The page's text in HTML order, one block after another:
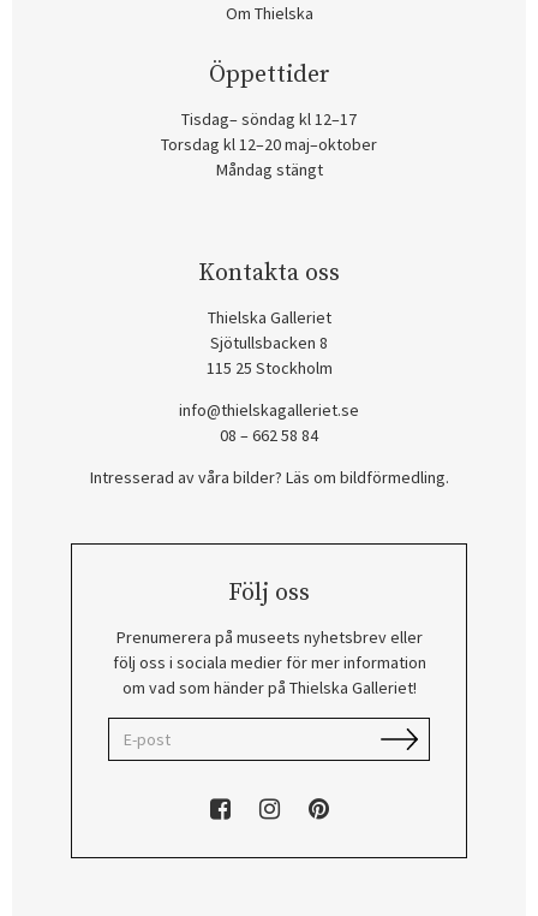
Om Thielska
Öppettider
Tisdag– söndag kl 12–17
Torsdag kl 12–20 maj–oktober
Måndag stängt
Kontakta oss
Thielska Galleriet
Sjötullsbacken 8
115 25 Stockholm
info@thielskagalleriet.se
08 – 662 58 84
Intresserad av våra bilder? Läs om bildförmedling.
Följ oss
Prenumerera på museets nyhetsbrev eller
följ oss i sociala medier för mer information
om vad som händer på Thielska Galleriet!